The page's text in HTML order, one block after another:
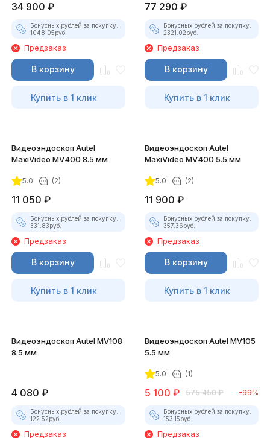
34 900 ₽
Бонусных рублей за покупку:
1048.05руб.
Предзаказ
В корзину
Купить в 1 клик
77 290 ₽
Бонусных рублей за покупку:
2321.02руб.
Предзаказ
В корзину
Купить в 1 клик
Видеоэндоскоп Autel
MaxiVideo MV400 8.5 мм
5.0 (2)
11 050 ₽
Бонусных рублей за покупку:
331.83руб.
Предзаказ
В корзину
Купить в 1 клик
Видеоэндоскоп Autel
MaxiVideo MV400 5.5 мм
5.0 (2)
11 900 ₽
Бонусных рублей за покупку:
357.36руб.
Предзаказ
В корзину
Купить в 1 клик
Видеоэндоскоп Autel MV108
8.5 мм
4 080 ₽
Бонусных рублей за покупку:
122.52руб.
Предзаказ
Видеоэндоскоп Autel MV105
5.5 мм
5.0 (1)
5 100 ₽ 575 450 ₽ -99%
Бонусных рублей за покупку:
153.15руб.
Предзаказ